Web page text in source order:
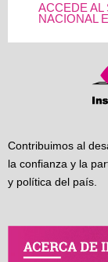
ACCEDE AL
NACIONAL
Contribuimos al
la confianza y la
y política del país.